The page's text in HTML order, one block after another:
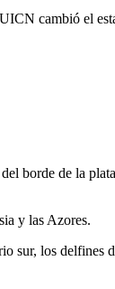
cambió el
borde de la
y las Azores.
sur, los delfines